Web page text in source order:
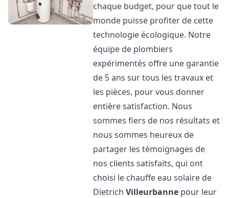
chaque budget, pour que tout le
monde puisse profiter de cette
technologie écologique. Notre
équipe de plombiers
expérimentés offre une garantie
de 5 ans sur tous les travaux et
les pièces, pour vous donner
entière satisfaction. Nous
sommes fiers de nos résultats et
nous sommes heureux de
partager les témoignages de
nos clients satisfaits, qui ont
choisi le chauffe eau solaire de
DietrichVilleurbanne pour leur